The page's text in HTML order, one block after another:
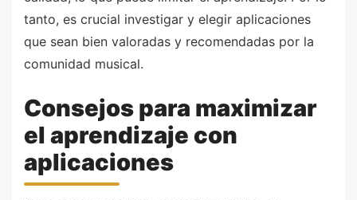
tanto, es crucial investigar y elegir aplicaciones
que sean bien valoradas y recomendadas por la
comunidad musical.
Consejos para maximizar
el aprendizaje con
aplicaciones